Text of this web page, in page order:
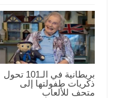
بريطانية في الـ101 تحول
ذكريات طفولتها إلى
متحف للألعاب